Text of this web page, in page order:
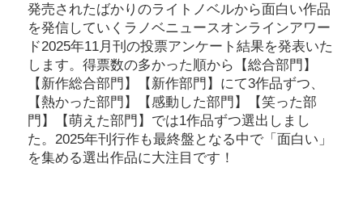
発売されたばかりのライトノベルから面白い作品
を発信していくラノベニュースオンラインアワー
ド2025年11月刊の投票アンケート結果を発表いた
します。得票数の多かった順から【総合部門】
【新作総合部門】【新作部門】にて3作品ずつ、
【熱かった部門】【感動した部門】【笑った部
門】【萌えた部門】では1作品ずつ選出しまし
た。2025年刊行作も最終盤となる中で「面白い」
を集める選出作品に大注目です！